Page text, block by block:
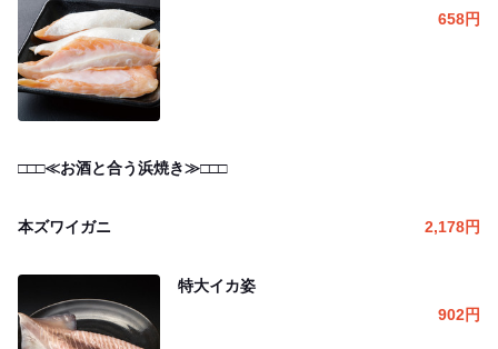
658円
□□□≪お酒と合う浜焼き≫□□□
本ズワイガニ 2,178円
特大イカ姿
902円